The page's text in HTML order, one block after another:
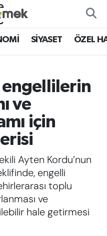
SİYASET ÖZEL
engellilerin
ve
için
Ayten Kordu’nun
engelli
toplu
ve
hale getirmesi
ve Fikstür